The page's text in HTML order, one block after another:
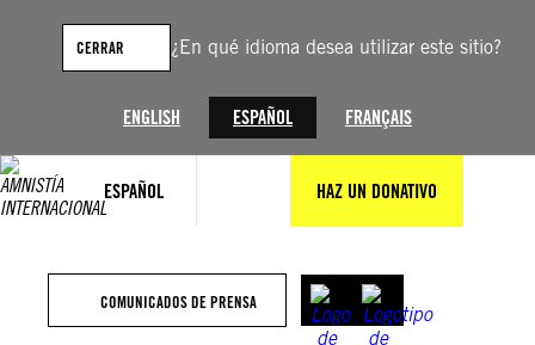
¿En qué idioma desea utilizar este sitio?
ENGLISH ESPAÑOL FRANÇAIS
CERRAR
ESPAÑOL HAZ UN DONATIVO
contenido
COMUNICADOS DE PRENSA